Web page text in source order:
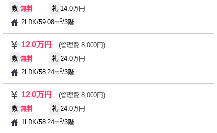
敷 無料 礼 14.0万円
2LDK/59.08m2/3階
12.0万円
(管理費 8,000円)
敷 無料 礼 24.0万円
2LDK/58.24m2/3階
12.0万円
(管理費 8,000円)
敷 無料 礼 24.0万円
1LDK/58.24m2/3階